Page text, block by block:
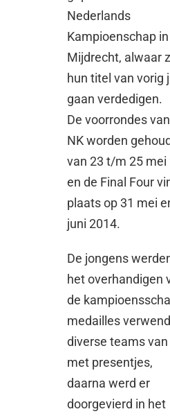
Nederlands
Kampioenschap in
Mijdrecht, alwaar
hun titel van vorig
gaan verdedigen.
De voorrondes
NK worden
van 23 t/m 25 mei
en de Final Four
plaats op 31 mei
juni 2014.
De jongens
het overhandigen
de
medailles
diverse teams van
met presentjes,
daarna werd er
doorgevierd in het